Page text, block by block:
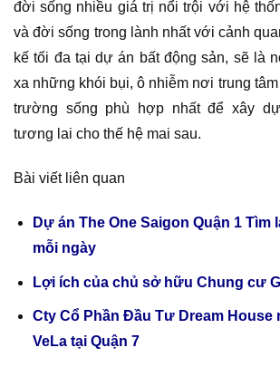
đời sống nhiều giá trị nổi trội với hệ
và đời sống trong lành nhất với cảnh
kế tối đa tại dự án bất động sản, sẽ là
xa những khói bụi, ô nhiễm nơi trung
trường sống phù hợp nhất để xây
tương lai cho thế hệ mai sau.
Bài viết liên quan
Dự án The One Saigon Quận 1 Tìm
mỗi ngày
Lợi ích của chủ sở hữu Chung cư
Cty Cổ Phần Đầu Tư Dream House
VeLa tại Quận 7